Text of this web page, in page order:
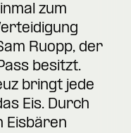
zum
Ruopp, der
besitzt.
bringt jede
Eis. Durch
Eisbären